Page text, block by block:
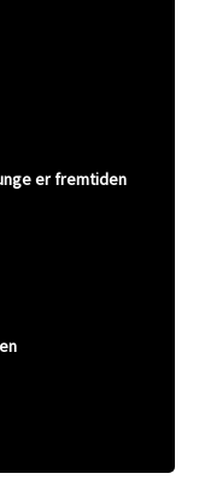
er fremtiden